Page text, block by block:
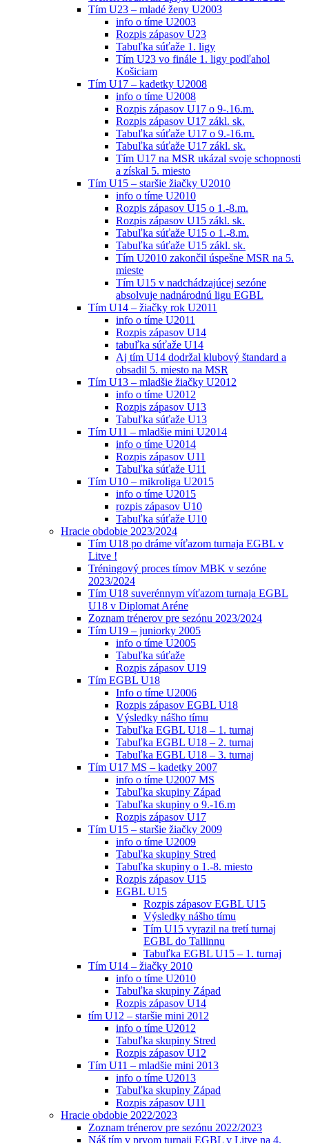
Tím U23 – mladé ženy U2003
info o tíme U2003
Rozpis zápasov U23
Tabuľka súťaže 1. ligy
Tím U23 vo finále 1. ligy podľahol
Košiciam
Tím U17 – kadetky U2008
info o tíme U2008
Rozpis zápasov U17 o 9-.16.m.
Rozpis zápasov U17 zákl. sk.
Tabuľka súťaže U17 o 9.-16.m.
Tabuľka súťaže U17 zákl. sk.
Tím U17 na MSR ukázal svoje schopnosti
a získal 5. miesto
Tím U15 – staršie žiačky U2010
info o tíme U2010
Rozpis zápasov U15 o 1.-8.m.
Rozpis zápasov U15 zákl. sk.
Tabuľka súťaže U15 o 1.-8.m.
Tabuľka súťaže U15 zákl. sk.
Tím U2010 zakončil úspešne MSR na 5.
mieste
Tím U15 v nadchádzajúcej sezóne
absolvuje nadnárodnú ligu EGBL
Tím U14 – žiačky rok U2011
info o tíme U2011
Rozpis zápasov U14
tabuľka súťaže U14
Aj tím U14 dodržal klubový štandard a
obsadil 5. miesto na MSR
Tím U13 – mladšie žiačky U2012
info o tíme U2012
Rozpis zápasov U13
Tabuľka súťaže U13
Tím U11 – mladšie mini U2014
info o tíme U2014
Rozpis zápasov U11
Tabuľka súťaže U11
Tím U10 – mikroliga U2015
info o tíme U2015
rozpis zápasov U10
Tabuľka súťaže U10
Hracie obdobie 2023/2024
Tím U18 po dráme víťazom turnaja EGBL v
Litve !
Tréningový proces tímov MBK v sezóne
2023/2024
Tím U18 suverénnym víťazom turnaja EGBL
U18 v Diplomat Aréne
Zoznam trénerov pre sezónu 2023/2024
Tím U19 – juniorky 2005
info o tíme U2005
Tabuľka súťaže
Rozpis zápasov U19
Tím EGBL U18
Info o tíme U2006
Rozpis zápasov EGBL U18
Výsledky nášho tímu
Tabuľka EGBL U18 – 1. turnaj
Tabuľka EGBL U18 – 2. turnaj
Tabuľka EGBL U18 – 3. turnaj
Tím U17 MS – kadetky 2007
info o tíme U2007 MS
Tabuľka skupiny Západ
Tabuľka skupiny o 9.-16.m
Rozpis zápasov U17
Tím U15 – staršie žiačky 2009
info o tíme U2009
Tabuľka skupiny Stred
Tabuľka skupiny o 1.-8. miesto
Rozpis zápasov U15
EGBL U15
Rozpis zápasov EGBL U15
Výsledky nášho tímu
Tím U15 vyrazil na tretí turnaj
EGBL do Tallinnu
Tabuľka EGBL U15 – 1. turnaj
Tím U14 – žiačky 2010
info o tíme U2010
Tabuľka skupiny Západ
Rozpis zápasov U14
tím U12 – staršie mini 2012
info o tíme U2012
Tabuľka skupiny Stred
Rozpis zápasov U12
Tím U11 – mladšie mini 2013
info o tíme U2013
Tabuľka skupiny Západ
Rozpis zápasov U11
Hracie obdobie 2022/2023
Zoznam trénerov pre sezónu 2022/2023
Náš tím v prvom turnaji EGBL v Litve na 4.